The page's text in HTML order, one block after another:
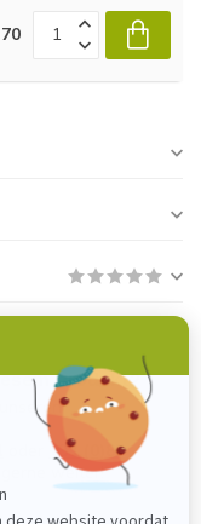
Produkt?
+31 (0)85
gerne weiter!